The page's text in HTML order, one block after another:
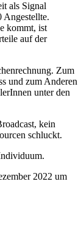
als Signal
Angestellte.
kommt, ist
auf der
Zum
und zum Anderen
unter den
kein
schluckt.
2022 um